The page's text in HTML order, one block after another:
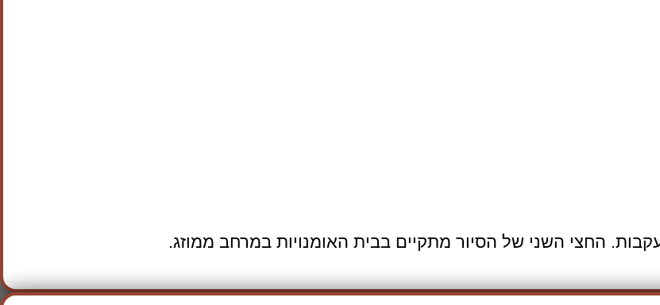
החצי השני של הסיור מתקיים בבית האומנויות במרחב ממוזג.